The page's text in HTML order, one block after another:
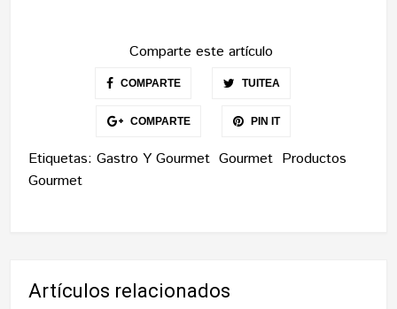
Comparte este artículo
COMPARTE TUITEA
COMPARTE PIN IT
Etiquetas:Gastro Y Gourmet Gourmet Productos
Gourmet
Artículos relacionados